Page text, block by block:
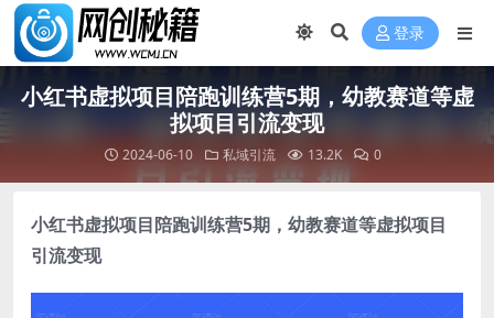
登录
小红书虚拟项目陪跑训练营5期，幼教赛道等虚
拟项目引流变现
2024-06-10 私域引流 13.2K 0
小红书虚拟项目陪跑训练营5期 ，幼教赛道等虚拟项目
引流变现